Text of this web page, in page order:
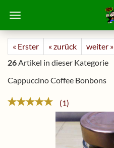
« Erster « zurück weiter »
26Artikel in dieser Kategorie
Cappuccino Coffee Bonbons
1